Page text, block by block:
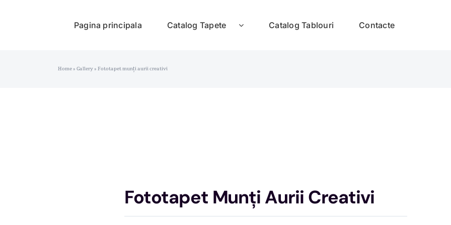
Pagina principala Catalog Tapete Catalog Tablouri Contacte
Home»Gallery»Fototapet munți aurii creativi
Fototapet Munți Aurii Creativi